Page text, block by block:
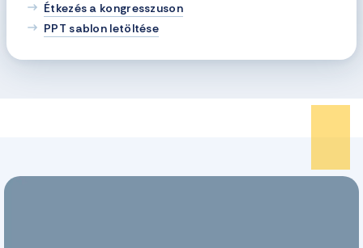
Étkezés a kongresszuson
PPT sablon letöltése